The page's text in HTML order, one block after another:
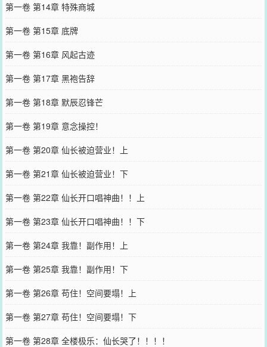
第一卷 第14章 特殊商城
第一卷 第15章 底牌
第一卷 第16章 风起古迹
第一卷 第17章 黑袍告辞
第一卷 第18章 默辰忍锋芒
第一卷 第19章 意念操控！
第一卷 第20章 仙长被迫营业！上
第一卷 第21章 仙长被迫营业！下
第一卷 第22章 仙长开口唱神曲！！上
第一卷 第23章 仙长开口唱神曲！！下
第一卷 第24章 我靠！副作用！上
第一卷 第25章 我靠！副作用！下
第一卷 第26章 苟住！空间要塌！上
第一卷 第27章 苟住！空间要塌！下
第一卷 第28章 全楼极乐：仙长哭了！！！！